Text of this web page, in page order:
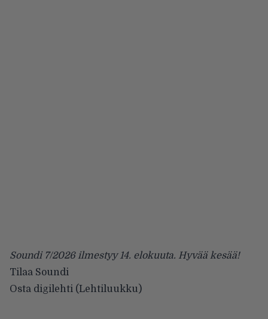
Soundi 7/2026 ilmestyy 14. elokuuta. Hyvää kesää!
Tilaa Soundi
Osta digilehti (Lehtiluukku)